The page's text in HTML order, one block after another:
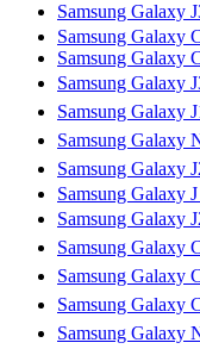
Samsung Galaxy
Samsung Galaxy
Samsung Galaxy
Samsung Galaxy
Samsung Galaxy
Samsung Galaxy
Samsung Galaxy
Samsung Galaxy
Samsung Galaxy
Samsung Galaxy
Samsung Galaxy
Samsung Galaxy
Samsung Galaxy